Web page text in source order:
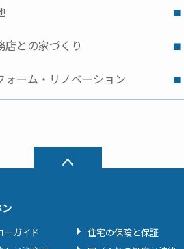
店との家づくり
ォーム・リノベーション
ーガイド
住宅の保険と保証